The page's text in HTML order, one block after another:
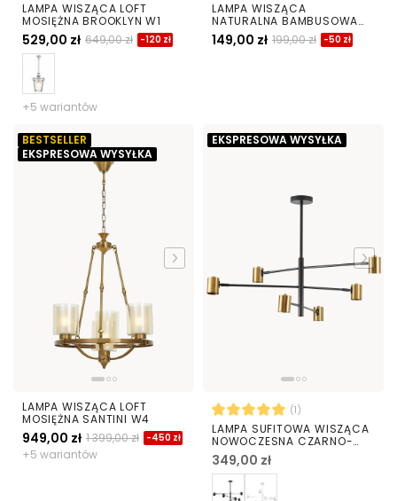
LAMPA WISZĄCA LOFT
MOSIĘŻNA BROOKLYN W1
529,00 zł 649,00 zł -120 zł
+5 wariantów
LAMPA WISZĄCA
NATURALNA BAMBUSOWA
ŻYRANDOL DO SALONU I
SYPIALNI W STYLU BOHO 40
149,00 zł 199,00 zł -50 zł
BESTSELLER
EKSPRESOWA WYSYŁKA
LAMPA WISZĄCA LOFT
MOSIĘŻNA SANTINI W4
949,00 zł 1 399,00 zł -450 zł
+5 wariantów
EKSPRESOWA WYSYŁKA
(1)
LAMPA SUFITOWA WISZĄCA
NOWOCZESNA CZARNO-
ZŁOTA DORA W6
349,00 zł